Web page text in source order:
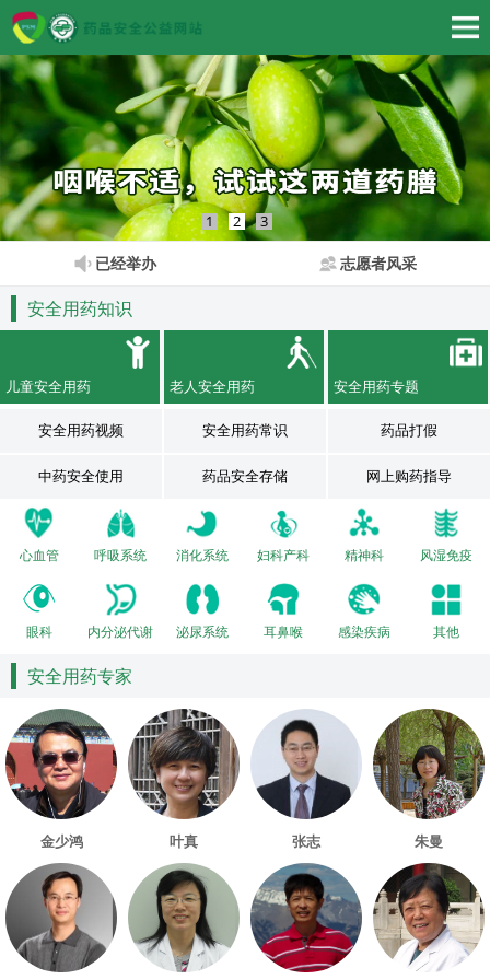
1 2 3
已经举办 志愿者风采
安全用药知识
儿童安全用药 老人安全用药 安全用药专题
安全用药视频 安全用药常识 药品打假
中药安全使用 药品安全存储 网上购药指导
心血管 呼吸系统 消化系统 妇科产科 精神科 风湿免疫
眼科 内分泌代谢 泌尿系统 耳鼻喉 感染疾病 其他
安全用药专家
金少鸿 叶真 张志 朱曼